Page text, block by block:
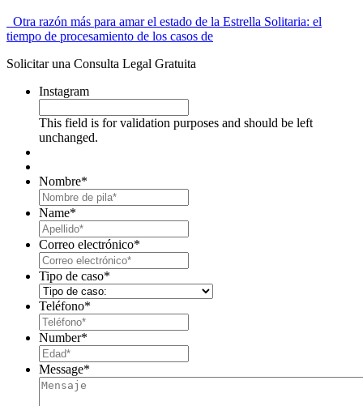
Otra razón más para amar el estado de la Estrella Solitaria: el
tiempo de procesamiento de los casos de
Solicitar una Consulta Legal Gratuita
Instagram
This field is for validation purposes and should be left
unchanged.
Nombre*
Name*
Correo electrónico*
Tipo de caso*
Teléfono*
Number*
Message*